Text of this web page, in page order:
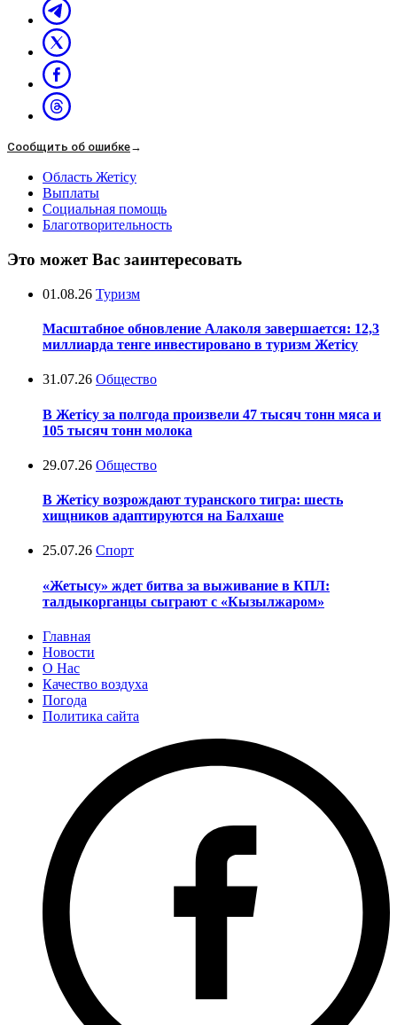
Сообщить об ошибке→
Область Жетісу
Выплаты
Социальная помощь
Благотворительность
Это может Вас заинтересовать
01.08.26 Туризм
Масштабное обновление Алаколя завершается: 12,3
миллиарда тенге инвестировано в туризм Жетісу
31.07.26 Общество
В Жетісу за полгода произвели 47 тысяч тонн мяса и
105 тысяч тонн молока
29.07.26 Общество
В Жетісу возрождают туранского тигра: шесть
хищников адаптируются на Балхаше
25.07.26 Спорт
«Жетысу» ждет битва за выживание в КПЛ:
талдыкорганцы сыграют с «Кызылжаром»
Главная
Новости
О Нас
Качество воздуха
Погода
Политика сайта